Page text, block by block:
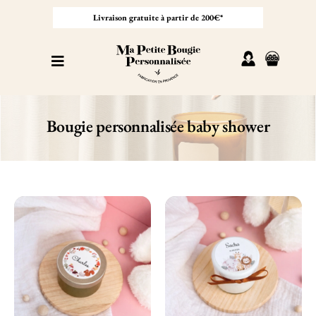
Livraison gratuite à partir de 200€*
Toggle
Personnaliser sa bougie
Professionnel
À propos
Contact
Bougie personnalisée baby shower